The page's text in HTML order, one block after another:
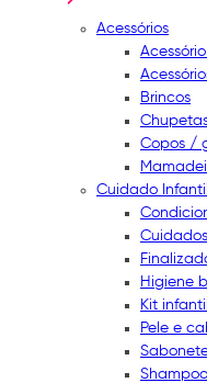
Acessórios
Brincos
Copos /
Cuidado Infantil
Cuidados
Higiene
Kit infantil
Pele e
Shampoo